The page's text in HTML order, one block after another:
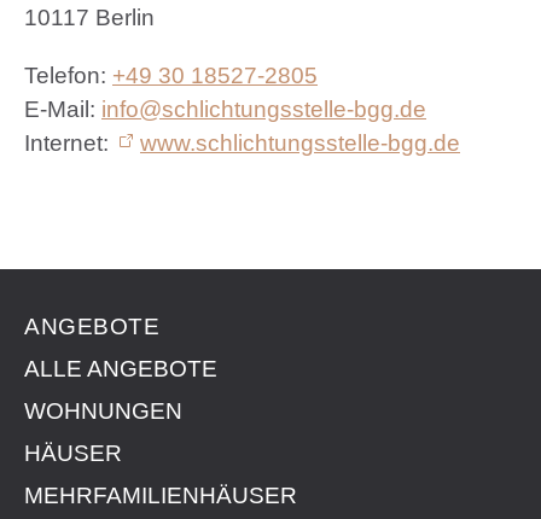
10117 Berlin
Telefon: +49 30 18527-2805
E-Mail: info@schlichtungsstelle-bgg.de
Internet:
www.schlichtungsstelle-bgg.de
ANGEBOTE
ALLE ANGEBOTE
WOHNUNGEN
HÄUSER
MEHRFAMILIENHÄUSER